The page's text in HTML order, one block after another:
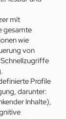
mit
gesamte
wie
von
Profile
darunter:
Inhalte),